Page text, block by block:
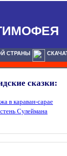
СТРАНЫ
сказки:
в караван-сарае
Сулеймана